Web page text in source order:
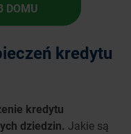
DOMU
kredytu
kredytu
dziedzin. Jakie są